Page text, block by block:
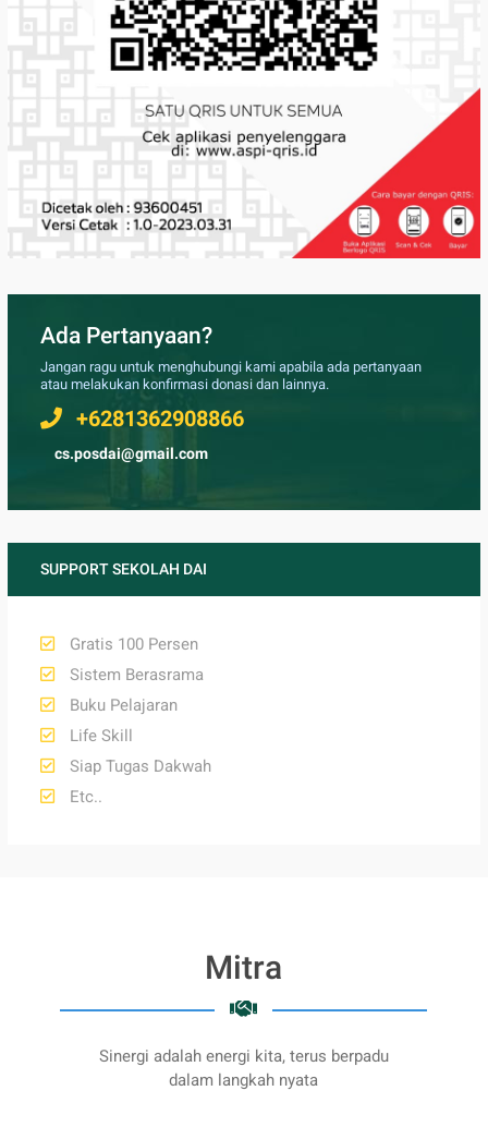
Ada Pertanyaan?
Jangan ragu untuk menghubungi kami apabila ada pertanyaan
atau melakukan konfirmasi donasi dan lainnya.
+6281362908866
cs.posdai@gmail.com
SUPPORT SEKOLAH DAI
Gratis 100 Persen
Sistem Berasrama
Buku Pelajaran
Life Skill
Siap Tugas Dakwah
Etc..
Mitra
Sinergi adalah energi kita, terus berpadu
dalam langkah nyata